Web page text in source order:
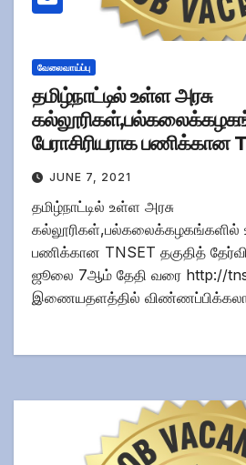
வேலைவாய்ப்பு
தமிழ்நாட்டில் உள்ள அரசு
பேராசிரியராக பணிக்கான
தேர்விற்கு இன்று முதல் இணையதளத்தில்
விண்ணப்பிக்கலாம்!
JUNE 7, 2021
தமிழ்நாட்டில் உள்ள அரசு
கல்லூரிகள்,பல்கலைக்கழகங்களில்
பணிக்கான TNSET தகுதித்
ஜூலை 7ஆம் தேதி வரை http://
இணையதளத்தில்